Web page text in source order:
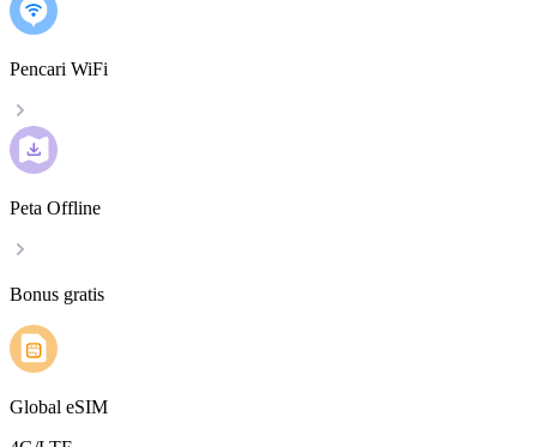
Pencari WiFi
Peta Offline
Bonus gratis
Global eSIM